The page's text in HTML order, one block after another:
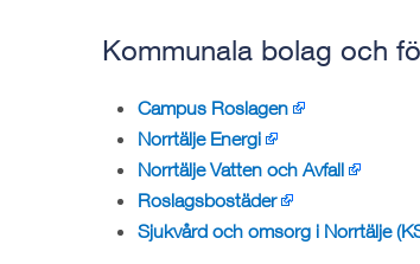
Kommunala bolag och
Campus Roslagen
Norrtälje Energi
Norrtälje Vatten och Avfall
Roslagsbostäder
Sjukvård och omsorg i Norrtälje